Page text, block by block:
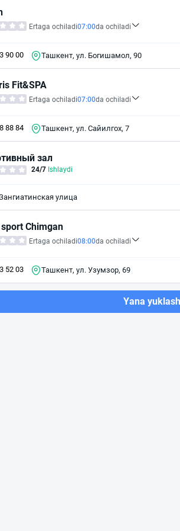
Ertaga ochiladi07:00da ochiladi
90 00 Ташкент, ул. Богишамол, 90
Fit&SPA
Ertaga ochiladi07:00da ochiladi
88 84 Ташкент, ул. Сайилгох, 7
зал
24/7 Ishlaydi
улица
Chimgan
Ertaga ochiladi08:00da ochiladi
52 03 Ташкент, ул. Узумзор, 69
Yana yuklash